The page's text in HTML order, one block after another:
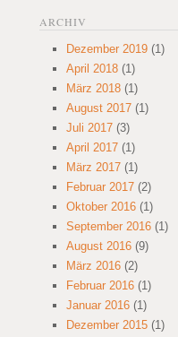
ARCHIV
Dezember 2019 (1)
April 2018 (1)
März 2018 (1)
August 2017 (1)
Juli 2017 (3)
April 2017 (1)
März 2017 (1)
Februar 2017 (2)
Oktober 2016 (1)
September 2016 (1)
August 2016 (9)
März 2016 (2)
Februar 2016 (1)
Januar 2016 (1)
Dezember 2015 (1)